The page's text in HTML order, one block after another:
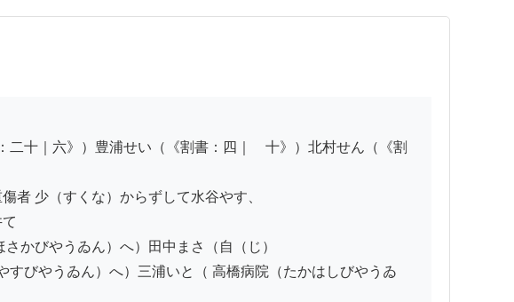
者 少（すくな）からずして水谷やす、
かびやうゐん）へ）田中まさ（自（じ）
びやうゐん）へ）三浦いと（ 高橋病院（たかはしびやうゐ